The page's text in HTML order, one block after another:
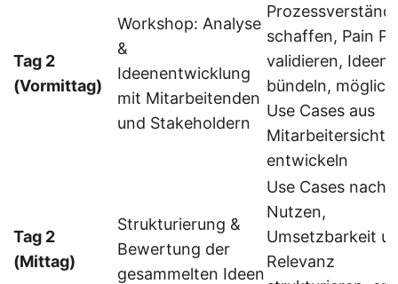
Tag 2
(Vormittag)
Workshop: Analyse
&
Ideenentwicklung
mit Mitarbeitenden
und Stakeholdern
schaffen, Pain
validieren, Ideen
bündeln,
Use Cases aus
Mitarbeitersicht
entwickeln
Tag 2
(Mittag)
Strukturierung &
Bewertung der
gesammelten Ideen
Use Cases nach
Nutzen,
Umsetzbarkeit
Relevanz